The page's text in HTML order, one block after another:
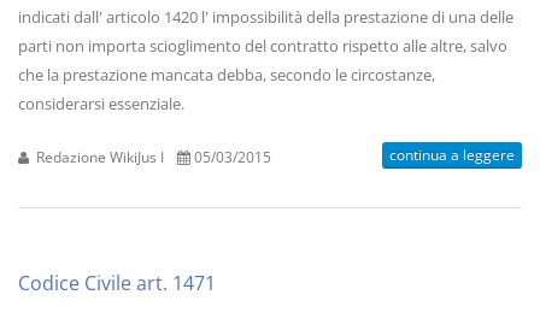
indicati dall' articolo 1420 l' impossibilità della prestazione di una delle
parti non importa scioglimento del contratto rispetto alle altre, salvo
che la prestazione mancata debba, secondo le circostanze,
considerarsi essenziale.
Redazione WikiJus I 05/03/2015 continua a leggere
Codice Civile art. 1471